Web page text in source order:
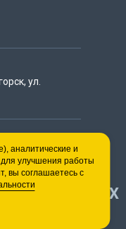
ул.
25
35
НАВЕРХ
аналитические и
улучшения работы
вы соглашаетесь с